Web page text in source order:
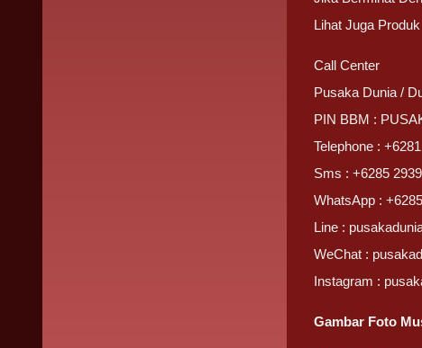
Lihat Juga Produk
Call Center
Pusaka Dunia /
PIN BBM :
Telephone :
Sms : +6285
WhatsApp :
Line :
WeChat :
Instagram :
Gambar Foto